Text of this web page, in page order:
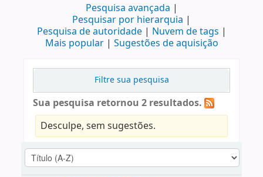
Pesquisa avançada
Pesquisar por hierarquia
Pesquisa de autoridade
Nuvem de tags
Mais popular
Sugestões de aquisição
Filtre sua pesquisa
Sua pesquisa retornou 2 resultados.
Desculpe, sem sugestões.